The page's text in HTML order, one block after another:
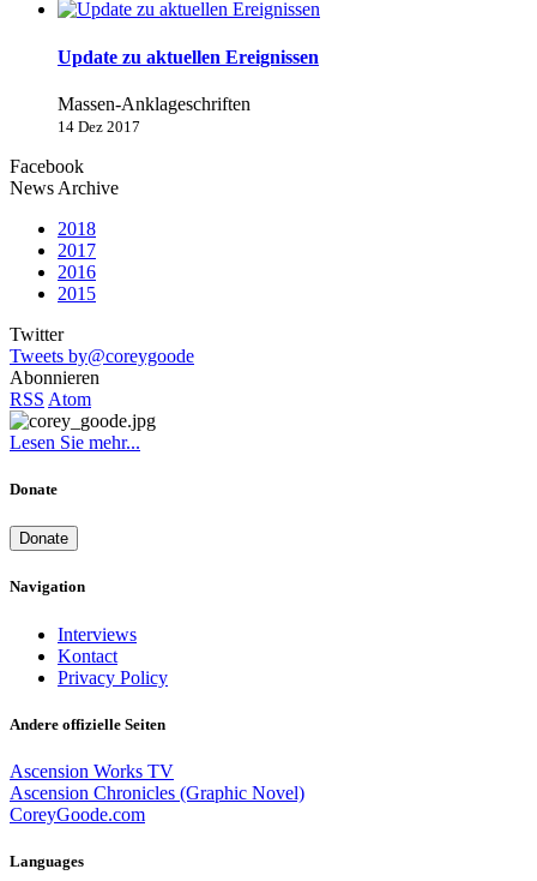
Update zu aktuellen Ereignissen
Massen-Anklageschriften
14 Dez 2017
Facebook
News Archive
2018
2017
2016
2015
Twitter
Tweets by@coreygoode
Abonnieren
RSS Atom
Lesen Sie mehr...
Donate
Donate
Navigation
Interviews
Kontact
Privacy Policy
Andere offizielle Seiten
Ascension Works TV
Ascension Chronicles (Graphic Novel)
CoreyGoode.com
Languages